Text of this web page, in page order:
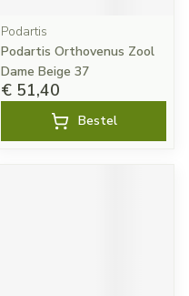
Podartis
Podartis Orthovenus Zool
Dame Beige 37
€ 51,40
Bestel